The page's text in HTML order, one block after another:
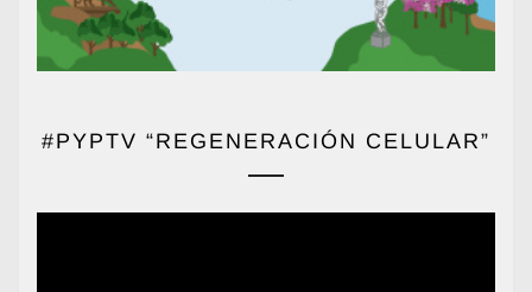
#PYPTV “REGENERACIÓN CELULAR”